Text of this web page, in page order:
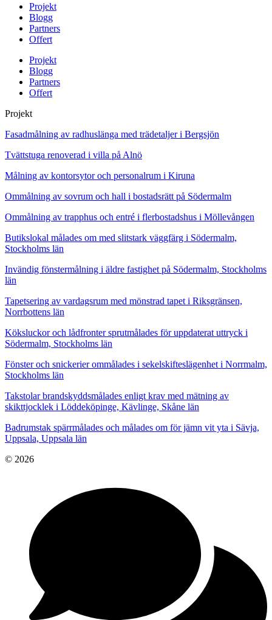
Projekt
Blogg
Partners
Offert
Projekt
Blogg
Partners
Offert
Projekt
Fasadmålning av radhuslänga med trädetaljer i Bergsjön
Tvättstuga renoverad i villa på Alnö
Målning av kontorsytor och personalrum i Kiruna
Ommålning av sovrum och hall i bostadsrätt på Södermalm
Ommålning av trapphus och entré i flerbostadshus i Möllevången
Butikslokal målades om med slitstark väggfärg i Södermalm,
Stockholms län
Invändig fönstermålning i äldre fastighet på Södermalm, Stockholms
län
Tapetsering av vardagsrum med mönstrad tapet i Riksgränsen,
Norrbottens län
Köksluckor och lådfronter sprutmålades för uppdaterat uttryck i
Södermalm, Stockholms län
Fönster och snickerier ommålades i sekelskifteslägenhet i Norrmalm,
Stockholms län
Takstolar brandskyddsmålades enligt krav med mätning av
skikttjocklek i Löddeköpinge, Kävlinge, Skåne län
Badrumstak spärrmålades och målades om för jämn vit yta i Sävja,
Uppsala, Uppsala län
© 2026